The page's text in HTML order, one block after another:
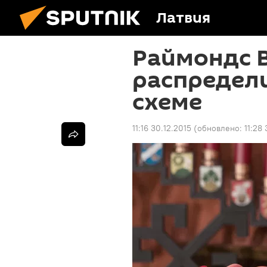
Латвия
Раймондс
схеме
11:16 30.12.2015 (обновлено: 11:28